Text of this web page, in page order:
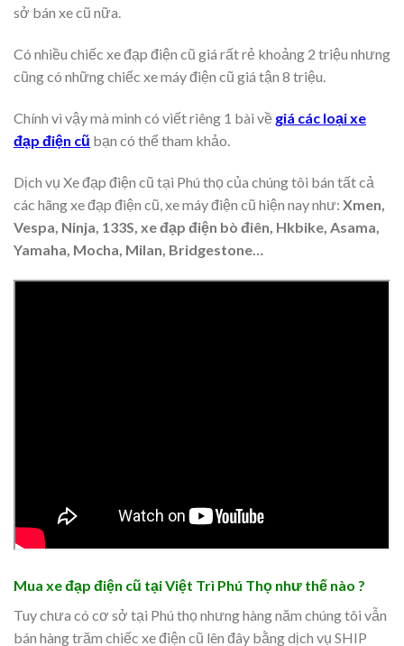
sở bán xe cũ nữa.
Có nhiều chiếc xe đạp điện cũ giá rất rẻ khoảng 2 triệu nhưng
cũng có những chiếc xe máy điện cũ giá tận 8 triệu.
Chính vì vậy mà mình có viết riêng 1 bài về giá các loại xe
đạp điện cũ bạn có thể tham khảo.
Dịch vụ Xe đạp điện cũ tại Phú thọ của chúng tôi bán tất cả
các hãng xe đạp điện cũ, xe máy điện cũ hiện nay như: Xmen,
Vespa, Ninja, 133S, xe đạp điện bò điên, Hkbike, Asama,
Yamaha, Mocha, Milan, Bridgestone…
Mua xe đạp điện cũ tại Việt Trì Phú Thọ như thế nào ?
Tuy chưa có cơ sở tại Phú thọ nhưng hàng năm chúng tôi vẫn
bán hàng trăm chiếc xe điện cũ lên đây bằng dịch vụ SHIP